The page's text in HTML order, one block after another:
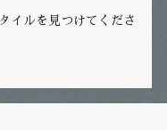
イルを見つけてくださ